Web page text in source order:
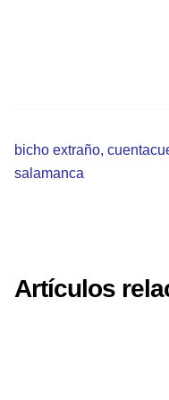
bicho extraño,
salamanca
Artículos